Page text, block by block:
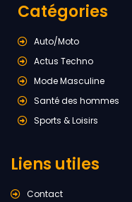
Catégories
Auto/Moto
Actus Techno
Mode Masculine
Santé des hommes
Sports & Loisirs
Liens utiles
Contact